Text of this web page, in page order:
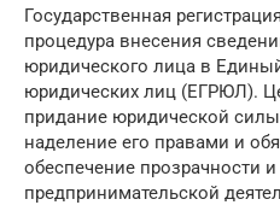
Государственная
процедура внесения
юридического лица в
юридических лиц (ЕГРЮЛ).
придание юридической
наделение его правами и
обеспечение прозрачности
предпринимательской